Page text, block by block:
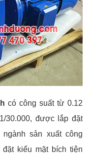
có công suất từ 0.12
30.000, được lắp đặt
sản xuất công
kiểu mặt bích tiện